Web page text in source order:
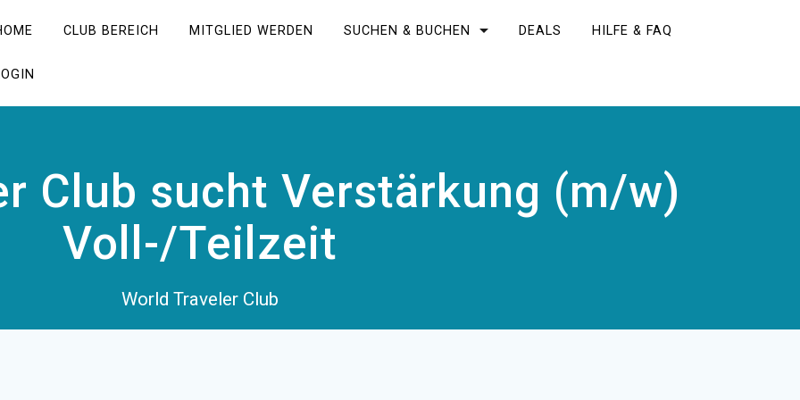
CLUB BEREICH MITGLIED WERDEN SUCHEN & BUCHEN DEALS HILFE & FAQ
Club sucht Verstärkung (m/w)
Voll-/Teilzeit
World Traveler Club